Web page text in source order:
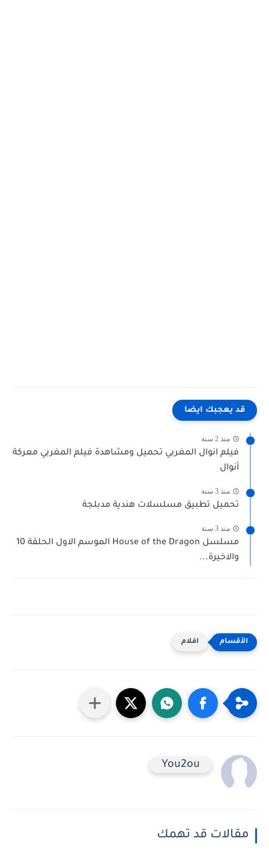
قد يعجبك ايضا
منذ 2 سنة
فيلم انوال المغربي تحميل ومشاهدة فيلم المغربي معركة
أنوال
منذ 3 سنة
تحميل تطبيق مسلسلات هندية مدبلجة
منذ 3 سنة
مسلسل House of the Dragon الموسم الاول الحلقة 10
والاخيرة...
افلام
You2ou
مقالات قد تهمك